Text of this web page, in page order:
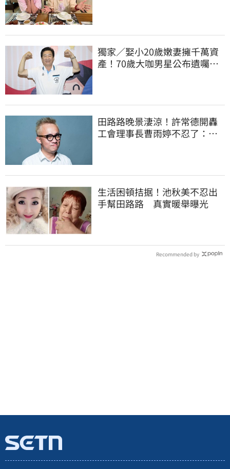
獨家／娶小20歲嫩妻擁千萬資
產！70歲大咖男星公布遺囑
田路路晚景淒涼！許常德開轟
工會理事長曹雨婷不忍了：別
生活困頓拮据！池秋美不忍出
手幫田路路 真實暖舉曝光
Recommended by